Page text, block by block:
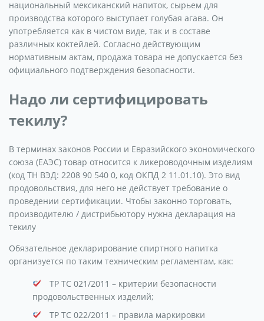
национальный мексиканский напиток, сырьем для
производства которого выступает голубая агава. Он
употребляется как в чистом виде, так и в составе
различных коктейлей. Согласно действующим
нормативным актам, продажа товара не допускается без
официального подтверждения безопасности.
Надо ли сертифицировать
текилу?
В терминах законов России и Евразийского экономического
союза (ЕАЭС) товар относится к ликероводочным изделиям
(код ТН ВЭД: 2208 90 540 0, код ОКПД 2 11.01.10). Это вид
продовольствия, для него не действует требование о
проведении сертификации. Чтобы законно торговать,
производителю / дистрибьютору нужна декларация на
текилу
Обязательное декларирование спиртного напитка
организуется по таким техническим регламентам, как:
ТР ТС 021/2011 – критерии безопасности
продовольственных изделий;
ТР ТС 022/2011 – правила маркировки